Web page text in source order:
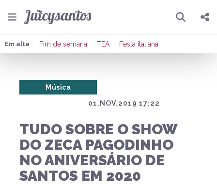
Pesquisar
Compartilhar
Publicar no X
Em alta Fim de semana TEA Festa italiana
01.NOV.2019 17:22
Música
TUDO SOBRE O SHOW
DO ZECA PAGODINHO
NO ANIVERSÁRIO DE
SANTOS EM 2020